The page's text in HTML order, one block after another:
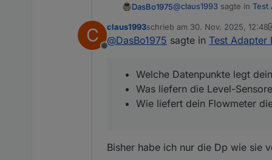
DasBo1975@claus1993 sagte in Test
Das mit dem
bis zu 5
einen
einen
Für mich wollte ich
beiden Levelsensoren.
coole Idee mit dem
Ich hatte den Shelly Uni
sauberes Ergebnis
Auswertung.
Deshalb habe ich mich
Grundsätzlich finde ich
C
Offline
claus1993schrieb am 30. Nov. 2025, 12:48
zuletzt editiert von claus1993
@DasBo1975 sagte in Test Adapter
Welche Datenpunkte legt
Was liefern die Level-
Wie liefert dein Flowmeter
Bisher habe ich nur die Dp wie sie